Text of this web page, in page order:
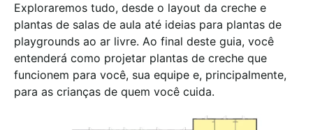
Exploraremos tudo, desde o layout da creche e
plantas de salas de aula até ideias para plantas de
playgrounds ao ar livre. Ao final deste guia, você
entenderá como projetar plantas de creche que
funcionem para você, sua equipe e, principalmente,
para as crianças de quem você cuida.